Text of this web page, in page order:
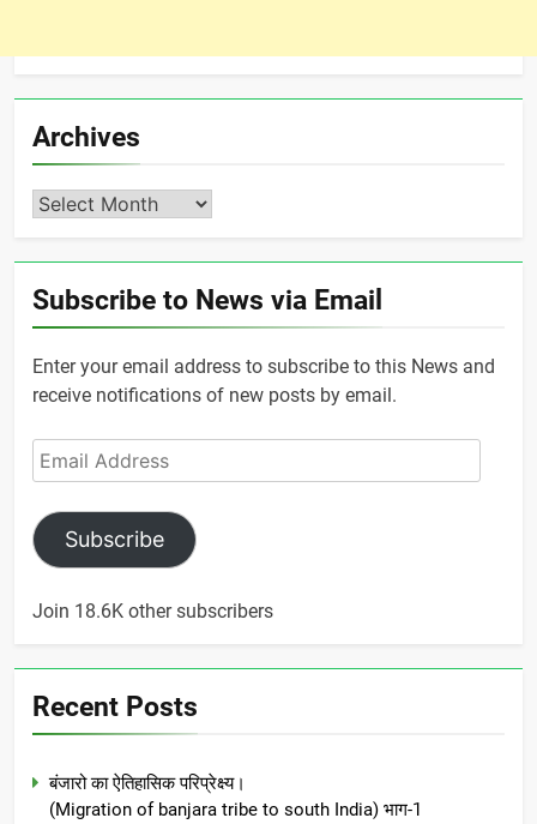
Archives
Archives
Subscribe to News via Email
Enter your email address to subscribe to this News and
receive notifications of new posts by email.
Email
Address
Subscribe
Join 18.6K other subscribers
Recent Posts
बंजारो का ऐतिहासिक परिप्रेक्ष्य।
(Migration of banjara tribe to south India) भाग-1